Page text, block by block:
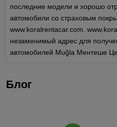
последние модели и хорошо
автомобили со страховым
www.koralrentacar.com.
незаменимый адрес для
автомобилей Muğla Ментеше
Блог